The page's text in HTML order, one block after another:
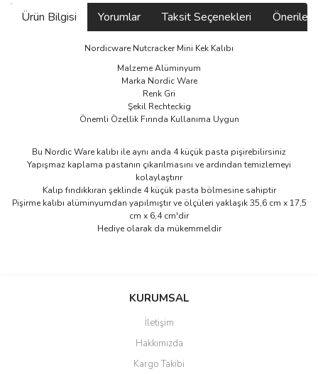
Ürün Bilgisi Yorumlar Taksit Seçenekleri
Nordicware Nutcracker Mini Kek Kalıbı
Malzeme Alüminyum
Marka Nordic Ware
Renk Gri
Şekil Rechteckig
Önemli Özellik Fırında Kullanıma Uygun
Bu Nordic Ware kalıbı ile aynı anda 4 küçük pasta pişirebilirsiniz
Yapışmaz kaplama pastanın çıkarılmasını ve ardından temizlemeyi
kolaylaştırır
Kalıp fındıkkıran şeklinde 4 küçük pasta bölmesine sahiptir
Pişirme kalıbı alüminyumdan yapılmıştır ve ölçüleri yaklaşık 35,6 cm x 17,5
cm x 6,4 cm'dir
Hediye olarak da mükemmeldir
Bu ürüne ilk yorumu siz yapın!
Ürün resmi kalitesiz, bozuk veya görüntülenemiyor.
Ürün açıklamasında eksik bilgiler bulunuyor.
KURUMSAL
İletişim
Hakkımızda
Kargo Takibi